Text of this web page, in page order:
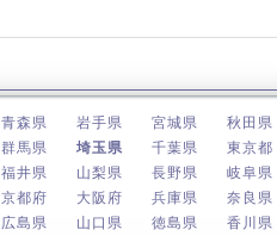
青森県 岩手県 宮城県
秋田県
群馬県 埼玉県 千葉県
東京都
福井県 山梨県 長野県
岐阜県
京都府 大阪府 兵庫県
奈良県
広島県 山口県 徳島県
香川県